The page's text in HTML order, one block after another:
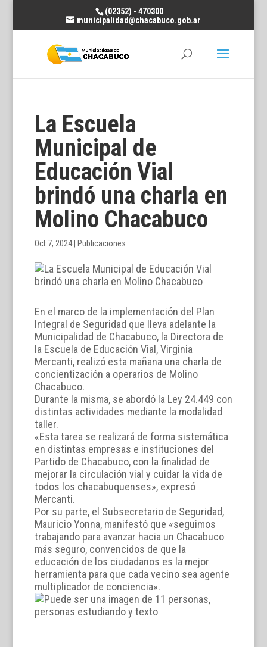
(02352) - 470300
municipalidad@chacabuco.gob.ar
La Escuela
Municipal de
Educación Vial
brindó una charla en
Molino Chacabuco
Oct 7, 2024| Publicaciones
En el marco de la implementación del Plan
Integral de Seguridad que lleva adelante la
Municipalidad de Chacabuco, la Directora de
la Escuela de Educación Vial, Virginia
Mercanti, realizó esta mañana una charla de
concientización a operarios de Molino
Chacabuco.
Durante la misma, se abordó la Ley 24.449 con
distintas actividades mediante la modalidad
taller.
«Esta tarea se realizará de forma sistemática
en distintas empresas e instituciones del
Partido de Chacabuco, con la finalidad de
mejorar la circulación vial y cuidar la vida de
todos los chacabuquenses», expresó
Mercanti.
Por su parte, el Subsecretario de Seguridad,
Mauricio Yonna, manifestó que «seguimos
trabajando para avanzar hacia un Chacabuco
más seguro, convencidos de que la
educación de los ciudadanos es la mejor
herramienta para que cada vecino sea agente
multiplicador de conciencia».